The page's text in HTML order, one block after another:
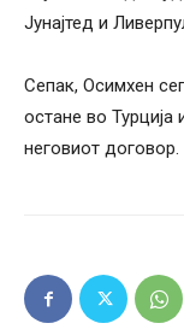
Јунајтед и
Сепак, Осимхен
остане во Турција
неговиот договор.